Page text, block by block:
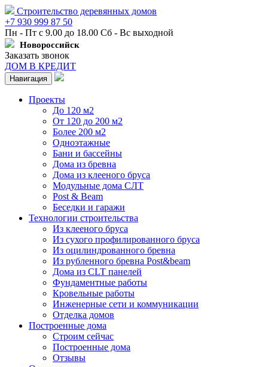
Строительство деревянных домов
+7 930 999 87 50
Пн - Пт с 9.00 до 18.00 Сб - Вс выходной
Новороссийск
Заказать звонок
ДОМ В КРЕДИТ
Навигация
Проекты
До 120 м2
От 120 до 200 м2
Более 200 м2
Одноэтажные
Бани и бассейны
Дома из бревна
Дома из клееного бруса
Модульные дома СЛТ
Post & Beam
Беседки и гаражи
Технологии строительства
Из клееного бруса
Из сухого профилированного бруса
Из оцилиндрованного бревна
Из рубленного бревна Post&beam
Дома из CLT панелей
Фундаментные работы
Кровельные работы
Инженерные сети и коммуникации
Отделка домов
Построенные дома
Строим сейчас
Построенные дома
Отзывы